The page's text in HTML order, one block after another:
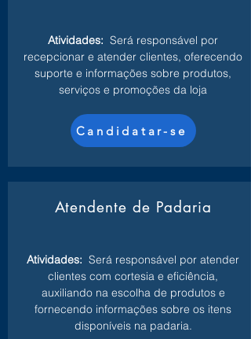
Atividades: Será responsável por
recepcionar e atender clientes, oferecendo
suporte e informações sobre produtos,
serviços e promoções da loja
Candidatar-se
Atendente de Padaria
Atividades: Será responsável por atender
clientes com cortesia e eficiência,
auxiliando na escolha de produtos e
fornecendo informações sobre os itens
disponíveis na padaria.